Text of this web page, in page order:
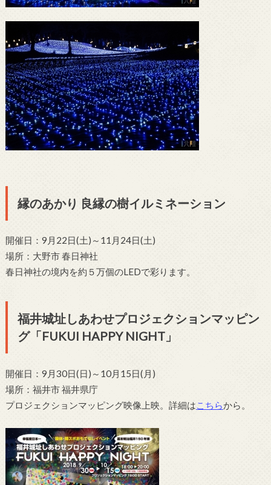
縁のあかり 良縁の樹イルミネーション
開催日：9月22日(土)～11月24日(土)
場所：大野市 春日神社
春日神社の境内を約５万個のLEDで彩ります。
福井城址しあわせプロジェクションマッピン
グ「FUKUI HAPPY NIGHT」
開催日：9月30日(日)～10月15日(月)
場所：福井市 福井県庁
プロジェクションマッピング映像上映。詳細はこちらから。